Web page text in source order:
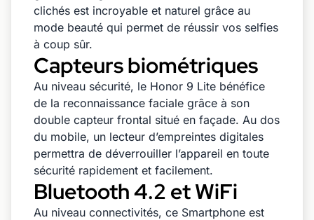
clichés est incroyable et naturel grâce au
mode beauté qui permet de réussir vos selfies
à coup sûr.
Capteurs biométriques
Au niveau sécurité, le Honor 9 Lite bénéfice
de la reconnaissance faciale grâce à son
double capteur frontal situé en façade. Au dos
du mobile, un lecteur d’empreintes digitales
permettra de déverrouiller l’appareil en toute
sécurité rapidement et facilement.
Bluetooth 4.2 et WiFi
Au niveau connectivités, ce Smartphone est